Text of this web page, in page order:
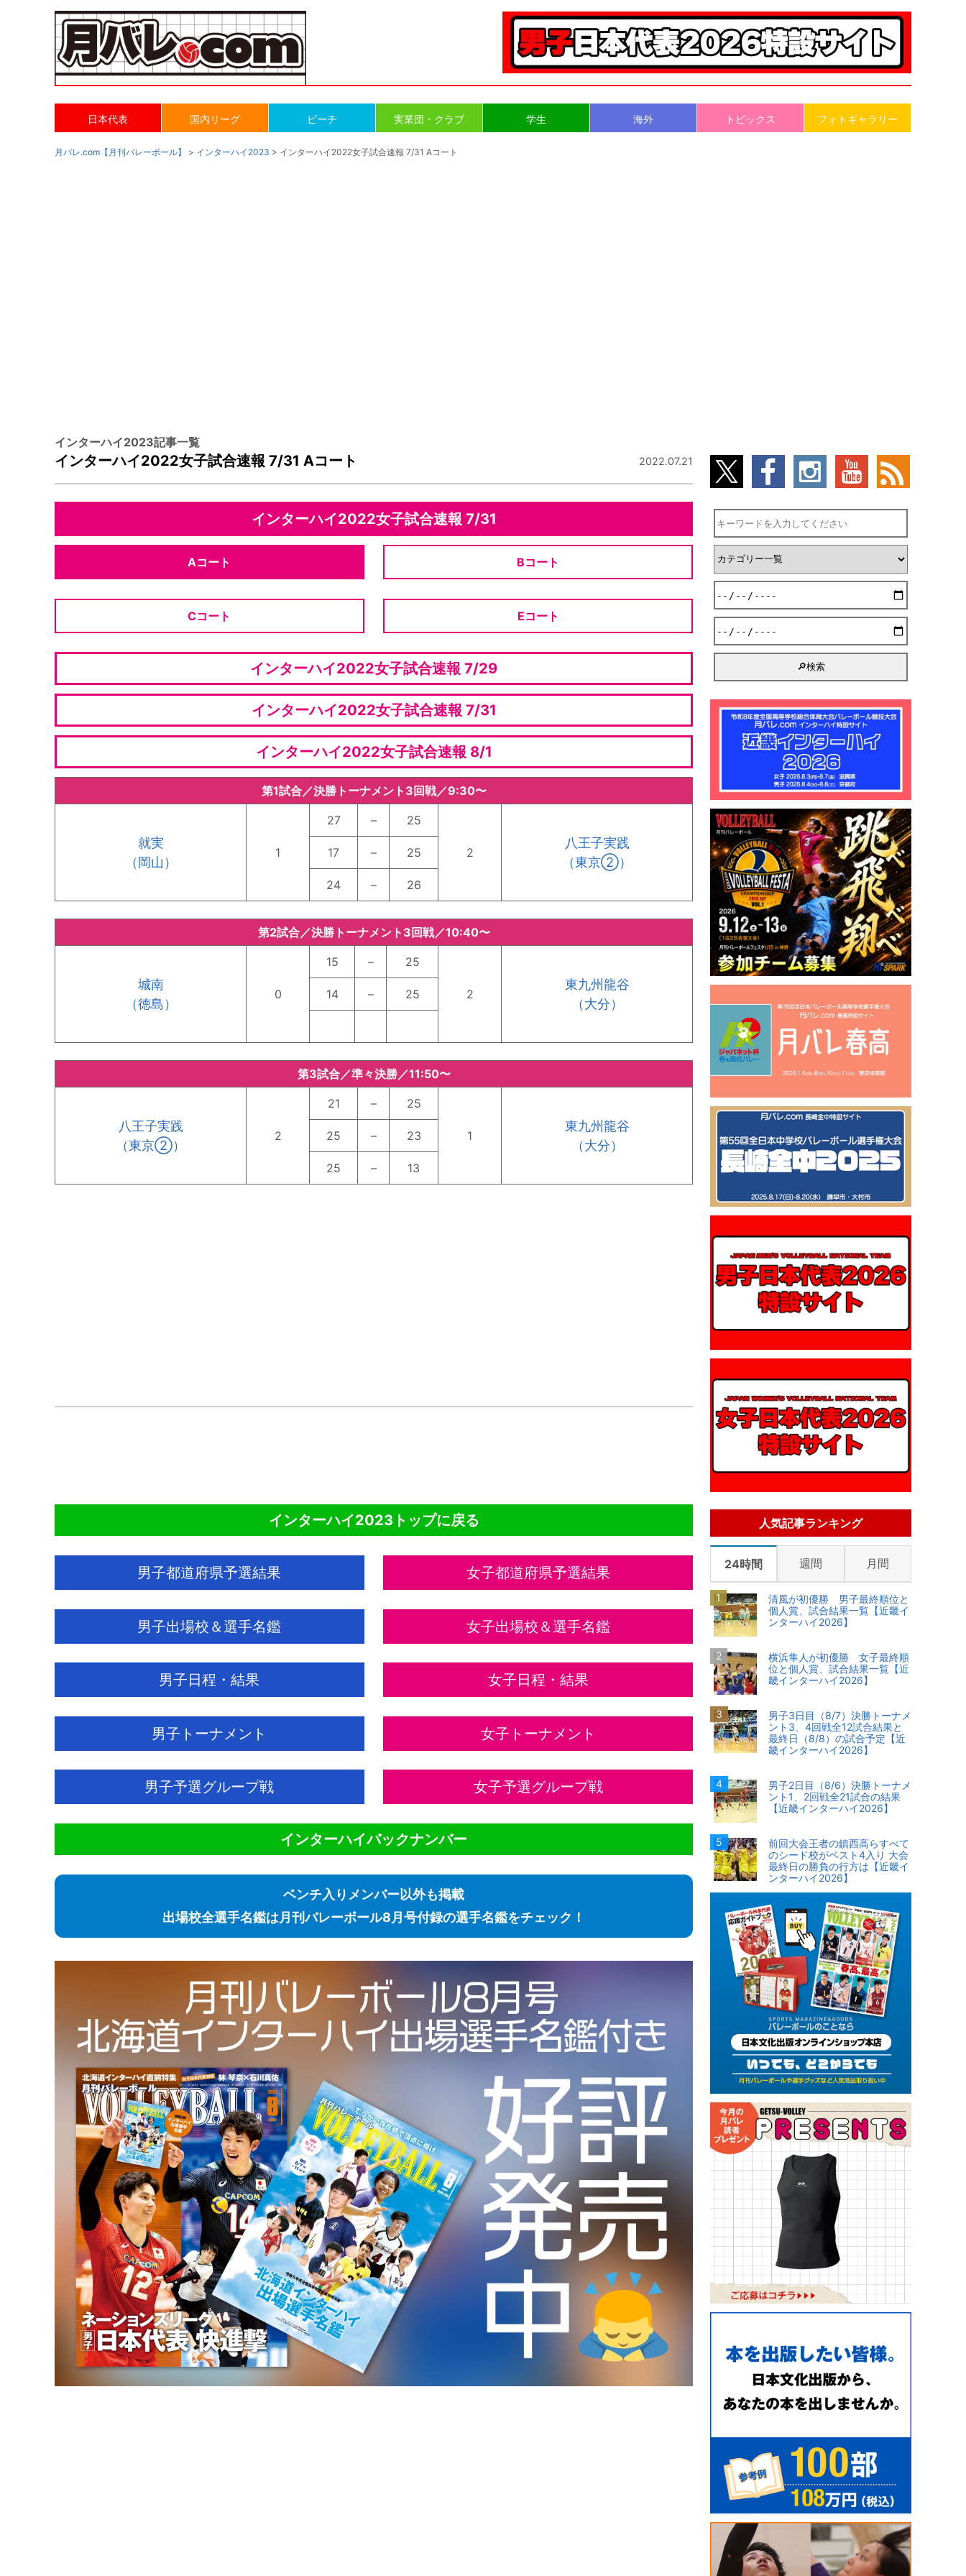
日本代表 国内リーグ ビーチ 実業団・クラブ 学生 海外 トピックス フォトギャラリー
月バレ.com【月刊バレーボール】 > インターハイ2023 > インターハイ2022女子試合速報 7/31 Aコート
インターハイ2023記事一覧
インターハイ2022女子試合速報 7/31 Aコート 2022.07.21
インターハイ2022女子試合速報 7/31
Aコート Bコート
Cコート Eコート
インターハイ2022女子試合速報 7/29
インターハイ2022女子試合速報 7/31
インターハイ2022女子試合速報 8/1
第1試合／決勝トーナメント3回戦／9:30〜
就実
（岡山）
1
27 – 25
2
八王子実践
（東京②）
17 – 25
24 – 26
第2試合／決勝トーナメント3回戦／10:40〜
城南
（徳島）
0
15 – 25
2
東九州龍谷
（大分）
14 – 25
第3試合／準々決勝／11:50〜
八王子実践
（東京②）
2
21 – 25
1
東九州龍谷
（大分）
25 – 23
25 – 13
インターハイ2023トップに戻る
男子都道府県予選結果 女子都道府県予選結果
男子出場校＆選手名鑑 女子出場校＆選手名鑑
男子日程・結果 女子日程・結果
男子トーナメント 女子トーナメント
男子予選グループ戦 女子予選グループ戦
インターハイバックナンバー
ベンチ入りメンバー以外も掲載
出場校全選手名鑑は月刊バレーボール8月号付録の選手名鑑をチェック！
人気記事ランキング
24時間 週間 月間
清風が初優勝 男子最終順位と
個人賞、試合結果一覧【近畿イ
ンターハイ2026】
横浜隼人が初優勝 女子最終順
位と個人賞、試合結果一覧【近
畿インターハイ2026】
男子3日目（8/7）決勝トーナメ
ント3、4回戦全12試合結果と
最終日（8/8）の試合予定【近
畿インターハイ2026】
男子2日目（8/6）決勝トーナメ
ント1、2回戦全21試合の結果
【近畿インターハイ2026】
前回大会王者の鎮西高らすべて
のシード校がベスト4入り 大会
最終日の勝負の行方は【近畿イ
ンターハイ2026】